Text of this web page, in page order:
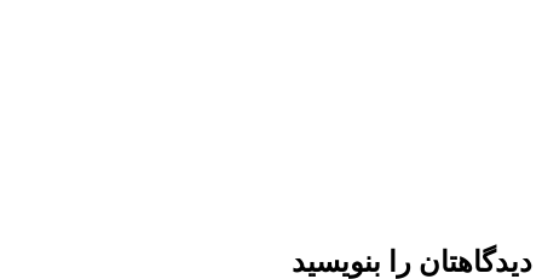
دیدگاهتان را بنویسید